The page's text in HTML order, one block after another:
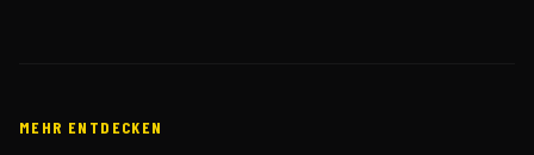
MEHR ENTDECKEN